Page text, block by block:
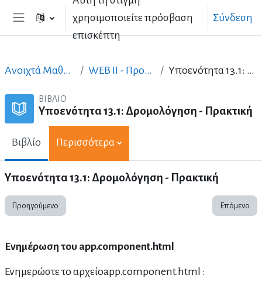
Μετάβαση στο κεντρικό περιεχόμενο
Πλευρικός πίνακας
χρησιμοποιείτε πρόσβαση
επισκέπτη
Σύνδεση
Ανοιχτά Μαθήματα στα Ελληνικά WEB II - Προηγμένος σχεδιασμός Υποενότητα 13.1: Δρομολόγηση - Πρακτική
ΒΙΒΛΊΟ
Υποενότητα 13.1: Δρομολόγηση - Πρακτική
Βιβλίο Περισσότερα
Υποενότητα 13.1: Δρομολόγηση - Πρακτική
Προηγούμενο Επόμενο
Ενημέρωση του app.component.html
Ενημερώστε το αρχείοapp.component.html :